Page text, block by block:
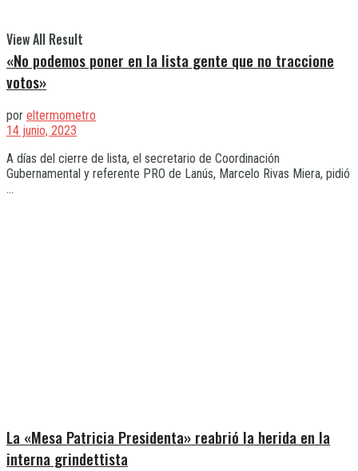
View All Result
«No podemos poner en la lista gente que no traccione
votos»
por eltermometro
14 junio, 2023
A días del cierre de lista, el secretario de Coordinación
Gubernamental y referente PRO de Lanús, Marcelo Rivas Miera, pidió
...
La «Mesa Patricia Presidenta» reabrió la herida en la
interna grindettista